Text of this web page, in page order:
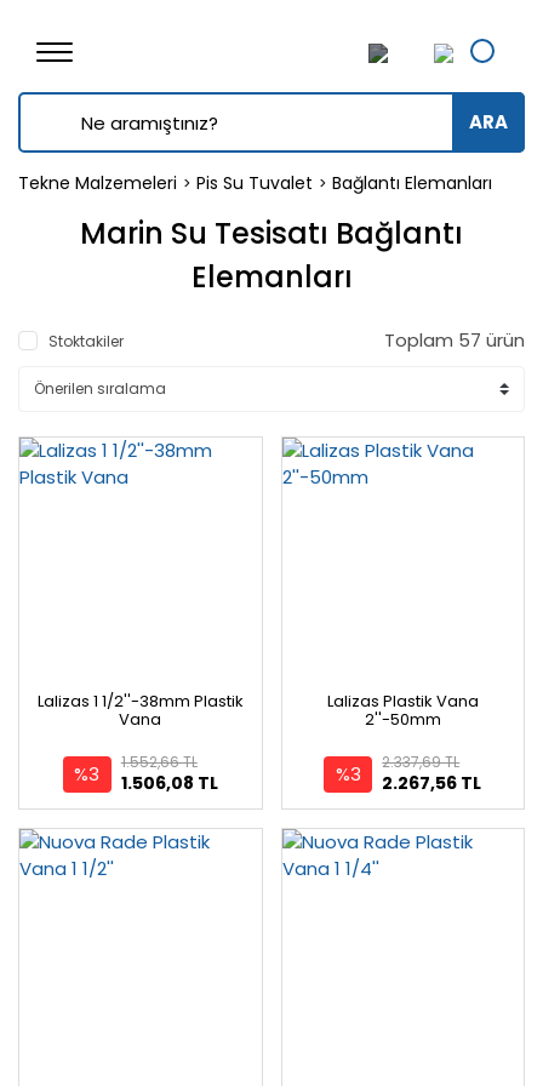
ARA
Tekne Malzemeleri Pis Su Tuvalet Bağlantı Elemanları
Marin Su Tesisatı Bağlantı
Elemanları
Stoktakiler Toplam 57 ürün
Lalizas 1 1/2''-38mm Plastik
Vana
%3 1.506,08 TL
1.552,66 TL
Lalizas Plastik Vana
2''-50mm
%3 2.267,56 TL
2.337,69 TL